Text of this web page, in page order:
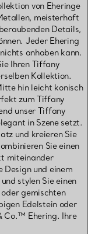
von Eheringe
meisterhaft
Details,
Jeder Ehering
anhaben kann.
Ihren Tiffany
Kollektion.
hin leicht konisch
zum Tiffany
unser Tiffany
in Szene setzt.
und kreieren Sie
Sie einen
miteinander
und einem
stylen Sie einen
gemischten
Edelstein oder
Co.™ Ehering. Ihre